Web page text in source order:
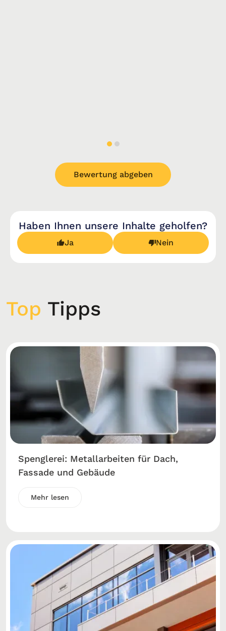
Bewertung abgeben
Haben Ihnen unsere Inhalte geholfen?
Ja Nein
Top Tipps
Spenglerei: Metallarbeiten für Dach,
Fassade und Gebäude
Mehr lesen